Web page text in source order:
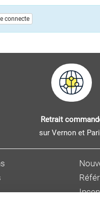
connecte
Retrait
sur Vernon et